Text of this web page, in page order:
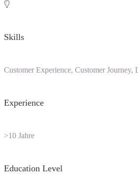
Skills
Customer Experience, Customer Journey,
Experience
>10 Jahre
Education Level